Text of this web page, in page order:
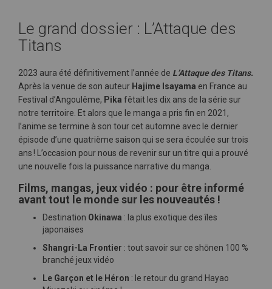
Le grand dossier : L’Attaque des
Titans
2023 aura été définitivement l’année de L’Attaque des Titans.
Après la venue de son auteur Hajime Isayama en France au
Festival d’Angoulême, Pika fêtait les dix ans de la série sur
notre territoire. Et alors que le manga a pris fin en 2021,
l’anime se termine à son tour cet automne avec le dernier
épisode d’une quatrième saison qui se sera écoulée sur trois
ans ! L’occasion pour nous de revenir sur un titre qui a prouvé
une nouvelle fois la puissance narrative du manga.
Films, mangas, jeux vidéo : pour être informé
avant tout le monde sur les nouveautés !
Destination Okinawa : la plus exotique des îles
japonaises
Shangri-La Frontier : tout savoir sur ce shōnen 100 %
branché jeux vidéo
Le Garçon et le Héron : le retour du grand Hayao